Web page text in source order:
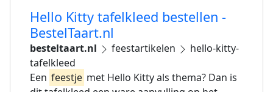
Hello Kitty tafelkleed bestellen -
BestelTaart.nl
besteltaart.nl feestartikelen
hello-kitty-
tafelkleed
Een feestje met Hello Kitty als thema? Dan is